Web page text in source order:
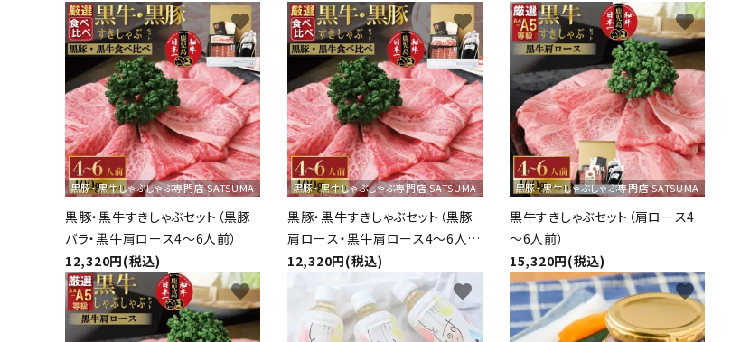
カテゴリーから選ぶ
ショップから選ぶ
価格から選ぶ
エリアから選ぶ
かごかご.jpとは？
お知らせ
よくある質問
黒豚・黒牛しゃぶしゃぶ専門店 SATSUMA
黒豚・黒牛すきしゃぶセット（黒豚
バラ・黒牛肩ロース4～6人前）
12,320円(税込)
favorite
黒豚・黒牛しゃぶしゃぶ専門店 SATSUMA
黒豚・黒牛すきしゃぶセット（黒豚
肩ロース・黒牛肩ロース4～6人
前）
12,320円(税込)
favorite
黒豚・黒牛しゃぶしゃぶ専門店 SATSUMA
黒牛すきしゃぶセット（肩ロース4
～6人前）
15,320円(税込)
favorite
favorite favorite favorite